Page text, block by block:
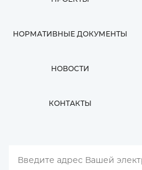
НОРМАТИВНЫЕ ДОКУМЕНТЫ
НОВОСТИ
КОНТАКТЫ